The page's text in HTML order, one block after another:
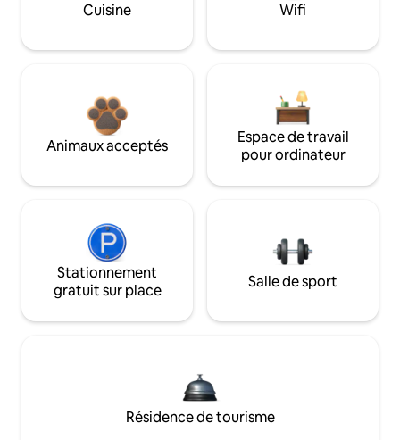
Cuisine Wifi
Animaux acceptés
Espace de travail
pour ordinateur
Stationnement
gratuit sur place
Salle de sport
Résidence de tourisme